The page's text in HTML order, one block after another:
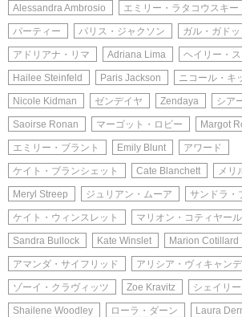
Alessandra Ambrosio エミリー・ラタコウスキー
パーティー パリス・ジャクソン ガル・ガドッ
アドリアナ・リマ Adriana Lima ヘイリー・
Hailee Steinfeld Paris Jackson ニコール・キ
Nicole Kidman ゼンデイヤ Zendaya シア
Saoirse Ronan マーゴット・ロビー Margot
エミリー・ブラント Emily Blunt アワード
ケイト・ブランシェット Cate Blanchett メリ
Meryl Streep ジュリアン・ムーア サンドラ・
ケイト・ウィンスレット マリオン・コティヤール
Sandra Bullock Kate Winslet Marion Cotillard
アマンダ・サイフリッド アリシア・ヴィキャン
ゾーイ・クラヴィッツ Zoe Kravitz シェイリ
Shailene Woodley ローラ・ダーン Laura